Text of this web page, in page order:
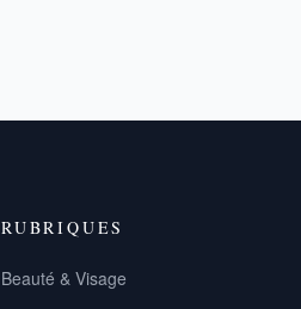
RUBRIQUES
Beauté & Visage